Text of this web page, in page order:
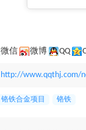
微信 微博 QQ
http://www.qqthj.com/
铬铁合金项目 铬铁